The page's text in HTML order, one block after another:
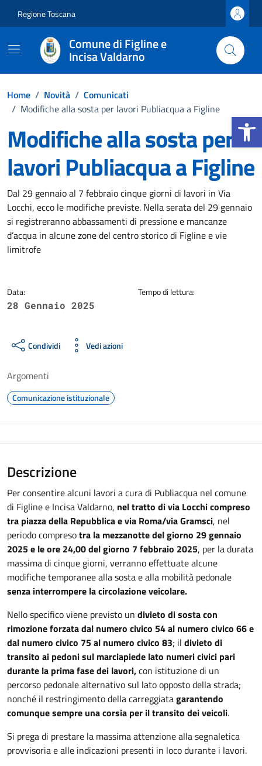
Apri la
Regione Toscana
Comune di Figline e
Incisa Valdarno
Home / Novità / Comunicati
/ Modifiche alla sosta per lavori Publiacqua a Figline
Modifiche alla sosta per
lavori Publiacqua a Figline
Dettagli della notizia
Dal 29 gennaio al 7 febbraio cinque giorni di lavori in Via
Locchi, ecco le modifiche previste. Nella serata del 29 gennaio
si registreranno abbassamenti di pressione e mancanze
d’acqua in alcune zone del centro storico di Figline e vie
limitrofe
Data:
28 Gennaio 2025
Tempo di lettura:
Condividi Vedi azioni
Argomenti
Comunicazione istituzionale
Descrizione
Per consentire alcuni lavori a cura di Publiacqua nel comune
di Figline e Incisa Valdarno, nel tratto di via Locchi compreso
tra piazza della Repubblica e via Roma/via Gramsci, nel
periodo compresotra la mezzanotte del giorno 29 gennaio
2025 e le ore 24,00 del giorno 7 febbraio 2025, per la durata
massima di cinque giorni, verranno effettuate alcune
modifiche temporanee alla sosta e alla mobilità pedonale
senza interrompere la circolazione veicolare.
Nello specifico viene previsto un divieto di sosta con
rimozione forzata dal numero civico 54 al numero civico 66 e
dal numero civico 75 al numero civico 83; il divieto di
transito ai pedoni sul marciapiede lato numeri civici pari
durante la prima fase dei lavori,con istituzione di un
percorso pedonale alternativo sul lato opposto della strada;
nonché il restringimento della carreggiatagarantendo
comunque sempre una corsia per il transito dei veicoli.
Si prega di prestare la massima attenzione alla segnaletica
provvisoria e alle indicazioni presenti in loco durante i lavori.